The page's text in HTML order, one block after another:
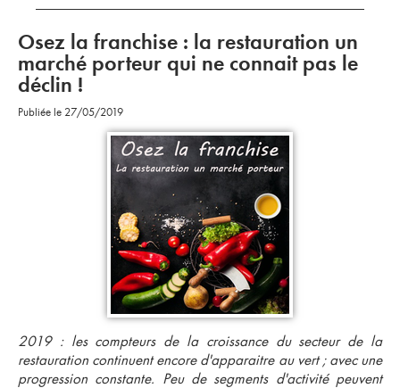
Osez la franchise : la restauration un
marché porteur qui ne connait pas le
déclin !
Publiée le 27/05/2019
2019 : les compteurs de la croissance du secteur de la
restauration continuent encore d'apparaitre au vert ; avec une
progression constante. Peu de segments d'activité peuvent